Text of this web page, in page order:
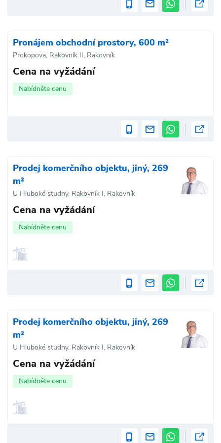
Pronájem obchodní prostory, 600 m²
Prokopova, Rakovník II, Rakovník
Cena na vyžádání
Nabídněte cenu
Prodej komerčního objektu, jiný, 269
m²
U Hluboké studny, Rakovník I, Rakovník
Cena na vyžádání
Nabídněte cenu
Prodej komerčního objektu, jiný, 269
m²
U Hluboké studny, Rakovník I, Rakovník
Cena na vyžádání
Nabídněte cenu